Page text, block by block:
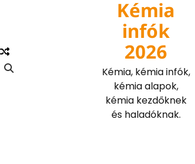
Kémia
infók
2026
Kémia, kémia infók,
kémia alapok,
kémia kezdőknek
és haladóknak.